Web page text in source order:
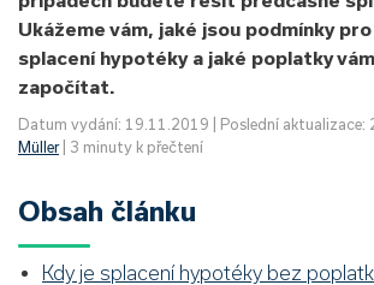
Ukážeme vám, jaké jsou podmínky
splacení hypotéky a jaké poplatky
započítat.
Datum vydání: 19.11.2019 | Poslední aktualizace:
Müller| 3 minuty k přečtení
Obsah článku
Kdy je splacení hypotéky bez